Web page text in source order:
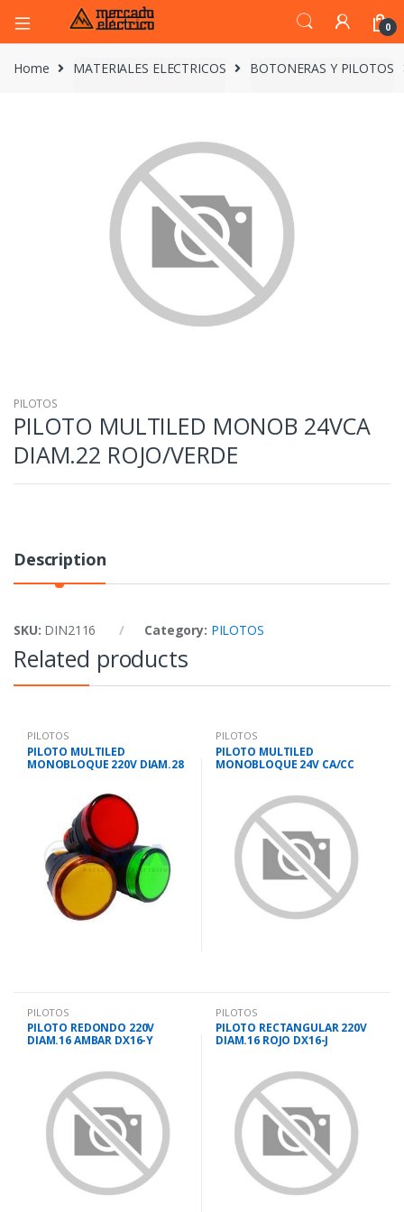
0
Home MATERIALES ELECTRICOS BOTONERAS Y PILOTOS
PILOTOS
PILOTO MULTILED MONOB 24VCA
DIAM.22 ROJO/VERDE
Description
SKU: DIN2116 Category: PILOTOS
Related products
PILOTOS
PILOTO MULTILED
MONOBLOQUE 220V DIAM.28
PILOTOS
PILOTO MULTILED
MONOBLOQUE 24V CA/CC
PILOTOS
PILOTO REDONDO 220V
DIAM.16 AMBAR DX16-Y
PILOTOS
PILOTO RECTANGULAR 220V
DIAM.16 ROJO DX16-J